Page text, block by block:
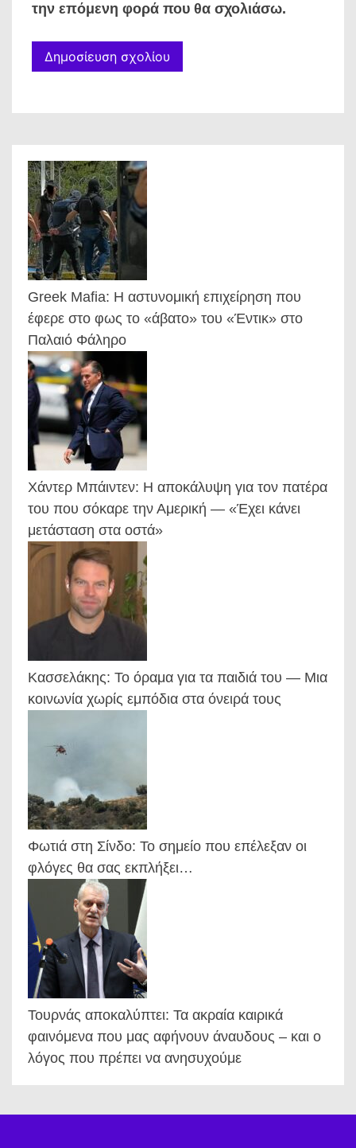
την επόμενη φορά που θα σχολιάσω.
Greek Mafia: Η αστυνομική επιχείρηση που
έφερε στο φως το «άβατο» του «Έντικ» στο
Παλαιό Φάληρο
Χάντερ Μπάιντεν: Η αποκάλυψη για τον πατέρα
του που σόκαρε την Αμερική — «Έχει κάνει
μετάσταση στα οστά»
Κασσελάκης: Το όραμα για τα παιδιά του — Μια
κοινωνία χωρίς εμπόδια στα όνειρά τους
Φωτιά στη Σίνδο: Το σημείο που επέλεξαν οι
φλόγες θα σας εκπλήξει…
Τουρνάς αποκαλύπτει: Τα ακραία καιρικά
φαινόμενα που μας αφήνουν άναυδους – και ο
λόγος που πρέπει να ανησυχούμε